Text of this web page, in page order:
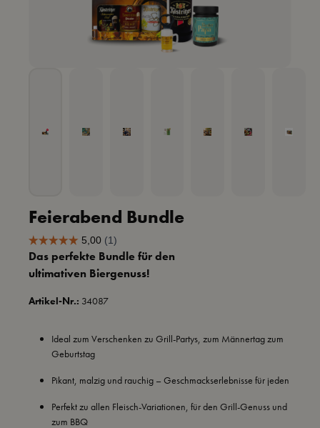
Feierabend Bundle
Das perfekte Bundle für den
ultimativen Biergenuss!
Artikel-Nr.: 34087
Ideal zum Verschenken zu Grill-Partys, zum Männertag zum
Geburtstag
Pikant, malzig und rauchig – Geschmackserlebnisse für jeden
Perfekt zu allen Fleisch-Variationen, für den Grill-Genuss und
zum BBQ